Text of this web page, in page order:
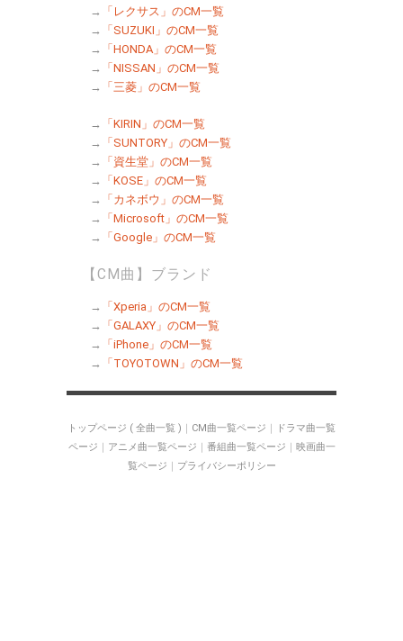
→
「レクサス」のCM一覧
→
「SUZUKI」のCM一覧
→
「HONDA」のCM一覧
→
「NISSAN」のCM一覧
→
「三菱」のCM一覧
→
「KIRIN」のCM一覧
→
「SUNTORY」のCM一覧
→
「資生堂」のCM一覧
→
「KOSE」のCM一覧
→
「カネボウ」のCM一覧
→
「Microsoft」のCM一覧
→
「Google」のCM一覧
【CM曲】ブランド
→
「Xperia」のCM一覧
→
「GALAXY」のCM一覧
→
「iPhone」のCM一覧
→
「TOYOTOWN」のCM一覧
トップページ ( 全曲一覧 ) ｜ CM曲一覧ページ ｜
ドラマ曲一覧
ページ ｜ アニメ曲一覧ページ ｜ 番組曲一覧ページ ｜ 映画曲一
覧ページ ｜ プライバシーポリシー